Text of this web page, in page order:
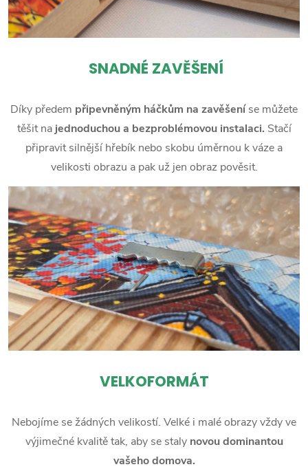
SNADNÉ ZAVĚŠENÍ
Díky předem připevněným háčkům na zavěšeníse můžete
těšit na jednoduchou a bezproblémovou instalaci. Stačí
připravit silnější hřebík nebo skobu úměrnou k váze a
velikosti obrazu a pak už jen obraz pověsit.
VELKOFORMÁT
Nebojíme se žádných velikostí. Velké i malé obrazy vždy ve
výjimečné kvalitě tak, aby se staly novou dominantou
vašeho domova.